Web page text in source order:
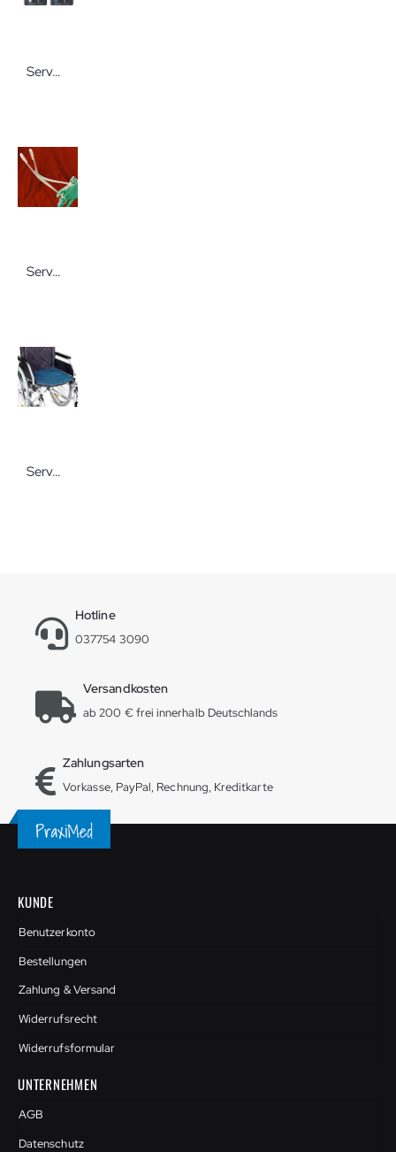
Servoprax Penlight Eloxy eloxiert Alu-Clipleuchte
Servoprax Kaiserschnittzangen Instrument für die Veterinärmedizin
Servoprax Inkontinenz-Polster-Sitzauflage kariert
Hotline
037754 3090
Versandkosten
ab 200 € frei innerhalb Deutschlands
Zahlungsarten
Vorkasse, PayPal, Rechnung, Kreditkarte
KUNDE
Benutzerkonto
Bestellungen
Zahlung & Versand
Widerrufsrecht
Widerrufsformular
UNTERNEHMEN
AGB
Datenschutz